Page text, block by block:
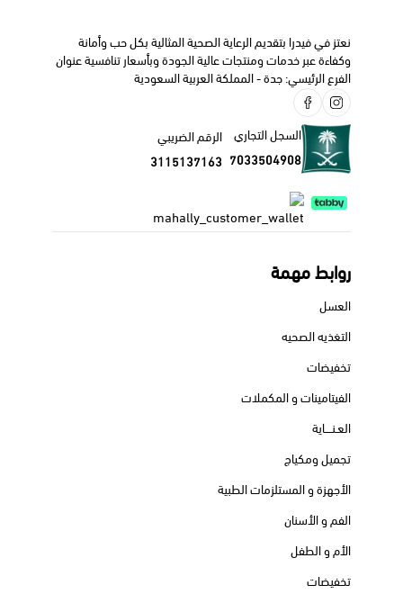
لجرعة و كيفية الاستخدام
تناول كبسولة قبل النوم و كبسولة قبل الإفطار ب 15 دقيقة .
الآثار الجانبية:
غثيان .
قيء.
صعوبة في التنفس.
إضطرابات في النوم .
تقلب المزاج .
تورم القدم و الكاحلين .
في استخدام هذا الدواء.
نعتز في فيدرا بتقديم الرعاية الصحية المثالية بكل حب وأمانة
وكفاءة عبر خدمات ومنتجات عالية الجودة وبأسعار تنافسية عنوان
الفرع الرئيسي: جدة - المملكة العربية السعودية
السجل التجاري
7033504908
الرقم الضريبي
3115137163
روابط مهمة
العسل
التغذيه الصحيه
تخفيضات
الفيتامينات و المكملات
العـنــــاية
تجميل ومكياج
الأجهزة و المستلزمات الطبية
الفم و الأسنان
الأم و الطفل
تخفيضات